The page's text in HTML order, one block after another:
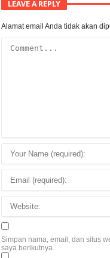
LEAVE A REPLY
Alamat email Anda tidak akan
Simpan nama, email, dan situs
saya berikutnya.